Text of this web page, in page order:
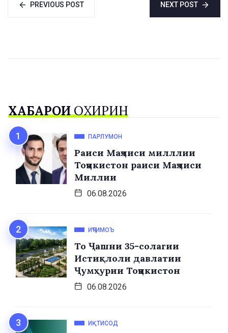
PREVIOUS POST NEXT POST
ХАБАРҲОИОХИРИН
ПАРЛУМОН
Раиси Маҷлиси милллии
Тоҷикистон раиси Маҷлиси
Миллии
06.08.2026
ИҶТИМОЪ
То Ҷашни 35-солагии
Истиқлоли давлатии
Ҷумҳурии Тоҷикистон
06.08.2026
ИҚТИСОД